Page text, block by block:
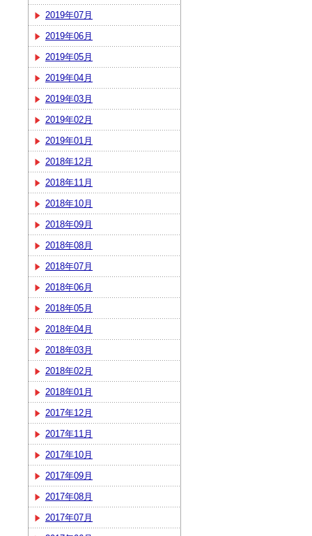
2019年07月
2019年06月
2019年05月
2019年04月
2019年03月
2019年02月
2019年01月
2018年12月
2018年11月
2018年10月
2018年09月
2018年08月
2018年07月
2018年06月
2018年05月
2018年04月
2018年03月
2018年02月
2018年01月
2017年12月
2017年11月
2017年10月
2017年09月
2017年08月
2017年07月